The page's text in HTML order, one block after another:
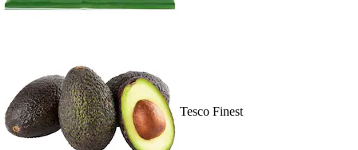
Tesco Finest